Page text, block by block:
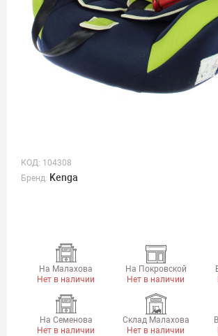
КОД: 104308
Бренд: Kenga
На Малахова
Нет в наличии
На Покровской
Нет в наличии
На Семенова
Нет в наличии
Склад Малахова
Нет в наличии